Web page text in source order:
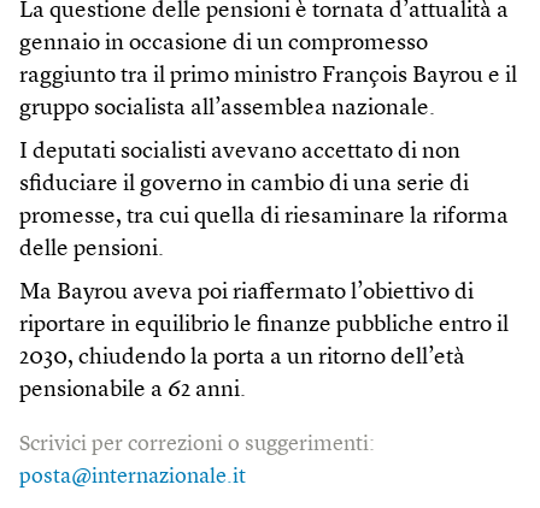
La questione delle pensioni è tornata d’attualità a
gennaio in occasione di un compromesso
raggiunto tra il primo ministro François Bayrou e il
gruppo socialista all’assemblea nazionale.
I deputati socialisti avevano accettato di non
sfiduciare il governo in cambio di una serie di
promesse, tra cui quella di riesaminare la riforma
delle pensioni.
Ma Bayrou aveva poi riaffermato l’obiettivo di
riportare in equilibrio le finanze pubbliche entro il
2030, chiudendo la porta a un ritorno dell’età
pensionabile a 62 anni.
Scrivici per correzioni o suggerimenti:
posta@internazionale.it